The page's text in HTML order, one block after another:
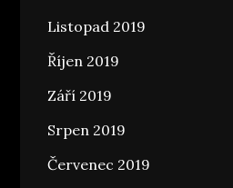
Listopad 2019
Říjen 2019
Září 2019
Srpen 2019
Červenec 2019